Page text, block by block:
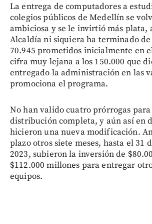
La entrega de computadores a
colegios públicos de Medellín se
ambiciosa y se le invirtió más plata,
Alcaldía ni siquiera ha terminado
70.945 prometidos inicialmente en
cifra muy lejana a los 150.000 que
entregado la administración en las
promociona el programa.
No han valido cuatro prórrogas
distribución completa, y aún así en
hicieron una nueva modificación.
plazo otros siete meses, hasta el 31
2023, subieron la inversión de
$112.000 millones para entregar
equipos.